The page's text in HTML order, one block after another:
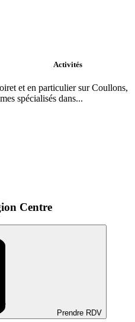
Activités
et en particulier sur Coullons,
spécialisés dans...
Centre
Prendre RDV